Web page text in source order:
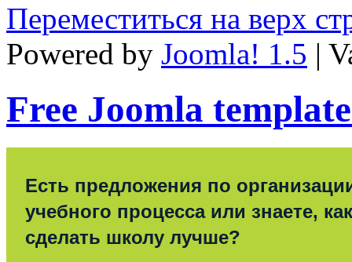
Переместиться на верх
Powered by Joomla! 1.5 |
Free Joomla
Есть предложения по
учебного процесса или знаете, как
сделать школу лучше?